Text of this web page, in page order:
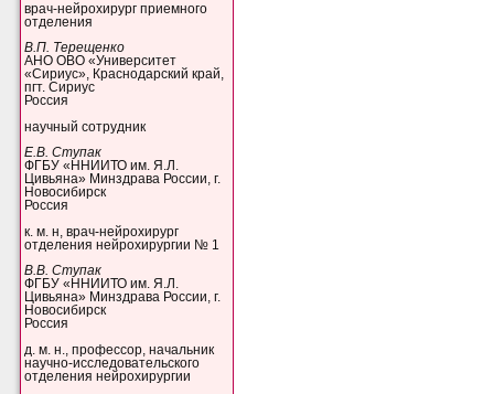
врач-нейрохирург приемного
отделения
В.П. Терещенко
АНО ОВО «Университет
«Сириус», Краснодарский край,
пгт. Сириус
Россия
научный сотрудник
Е.В. Ступак
ФГБУ «ННИИТО им. Я.Л.
Цивьяна» Минздрава России, г.
Новосибирск
Россия
к. м. н, врач-нейрохирург
отделения нейрохирургии № 1
В.В. Ступак
ФГБУ «ННИИТО им. Я.Л.
Цивьяна» Минздрава России, г.
Новосибирск
Россия
д. м. н., профессор, начальник
научно-исследовательского
отделения нейрохирургии